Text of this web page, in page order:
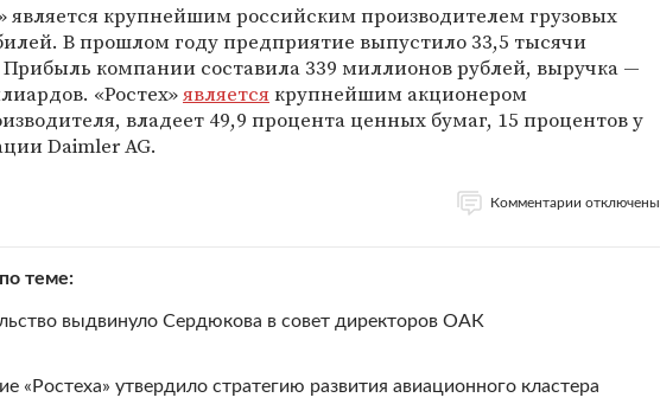
является крупнейшим российским производителем грузовых
В прошлом году предприятие выпустило 33,5 тысячи
компании составила 339 миллионов рублей, выручка —
«Ростех»являетсякрупнейшим акционером
владеет 49,9 процента ценных бумаг, 15 процентов у
Daimler AG.
Комментарии отключены
теме
выдвинуло Сердюкова в совет директоров ОАК
«Ростеха» утвердило стратегию развития авиационного кластера